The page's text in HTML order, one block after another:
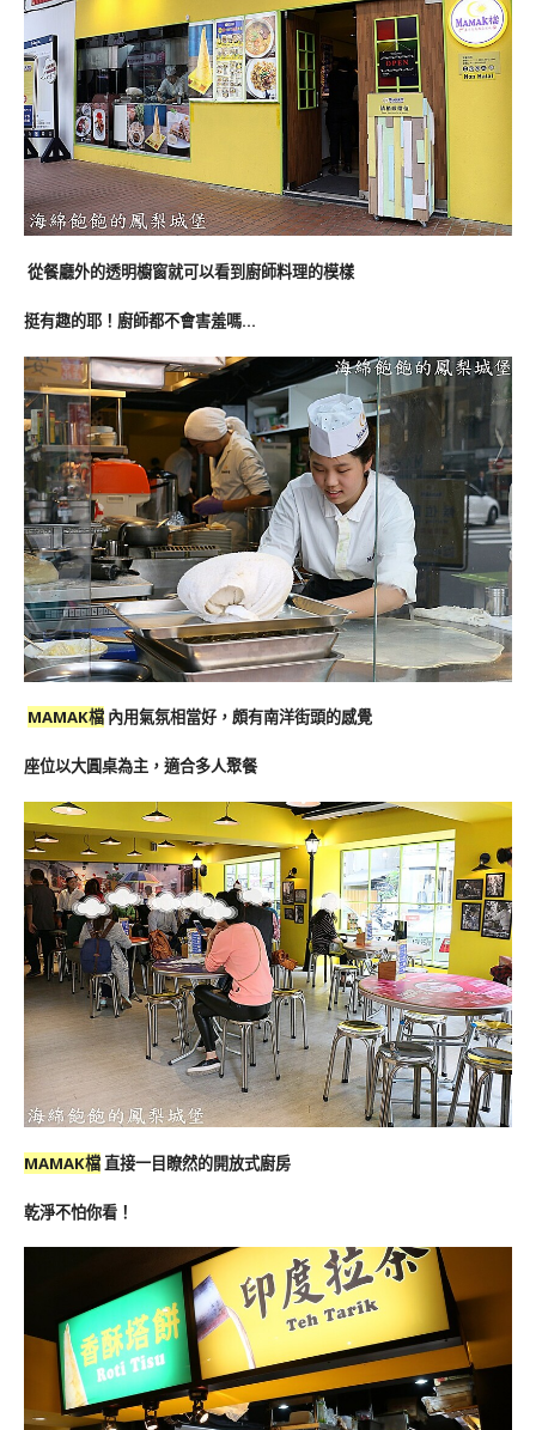
從餐廳外的透明櫥窗就可以看到廚師料理的模樣
挺有趣的耶！廚師都不會害羞嗎…
MAMAK檔 內用氣氛相當好，頗有南洋街頭的感覺
座位以大圓桌為主，適合多人聚餐
MAMAK檔直接一目瞭然的開放式廚房
乾淨不怕你看！